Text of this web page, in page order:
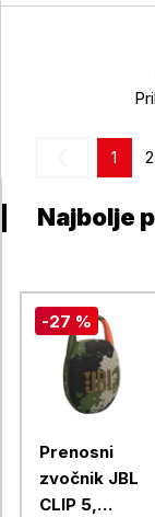
1 2
Najbolje
-27 %
Prenosni
zvočnik JBL
CLIP 5,